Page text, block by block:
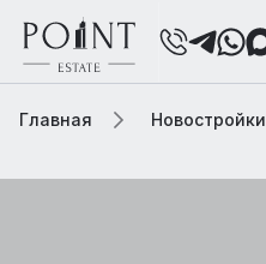
Главная Новостройки